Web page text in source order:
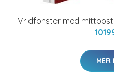
Vridfönster med mittpost
MER